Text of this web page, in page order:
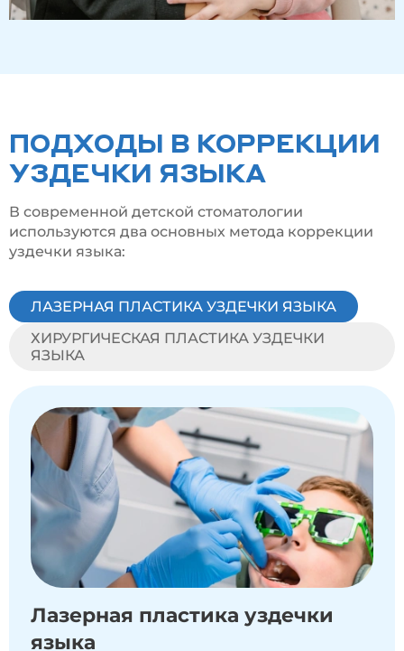
ПОДХОДЫ В КОРРЕКЦИИ
УЗДЕЧКИ ЯЗЫКА
В современной детской стоматологии
используются два основных метода коррекции
уздечки языка:
ЛАЗЕРНАЯ ПЛАСТИКА УЗДЕЧКИ ЯЗЫКА
ХИРУРГИЧЕСКАЯ ПЛАСТИКА УЗДЕЧКИ
ЯЗЫКА
Лазерная пластика уздечки
языка